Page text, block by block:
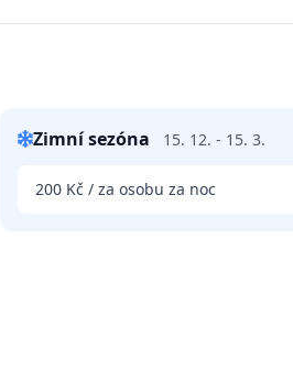
Zimní sezóna 15. 12. - 15. 3.
200 Kč / za osobu za noc